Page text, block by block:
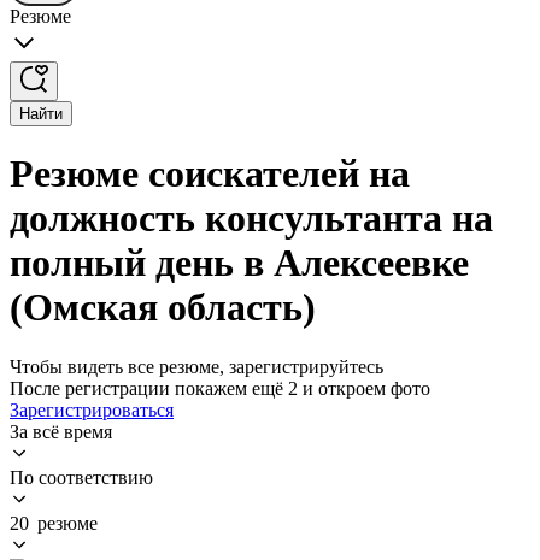
Резюме
Найти
Резюме соискателей на
должность консультанта на
полный день в Алексеевке
(Омская область)
Чтобы видеть все резюме, зарегистрируйтесь
После регистрации покажем ещё 2 и откроем фото
Зарегистрироваться
За всё время
По соответствию
20 резюме